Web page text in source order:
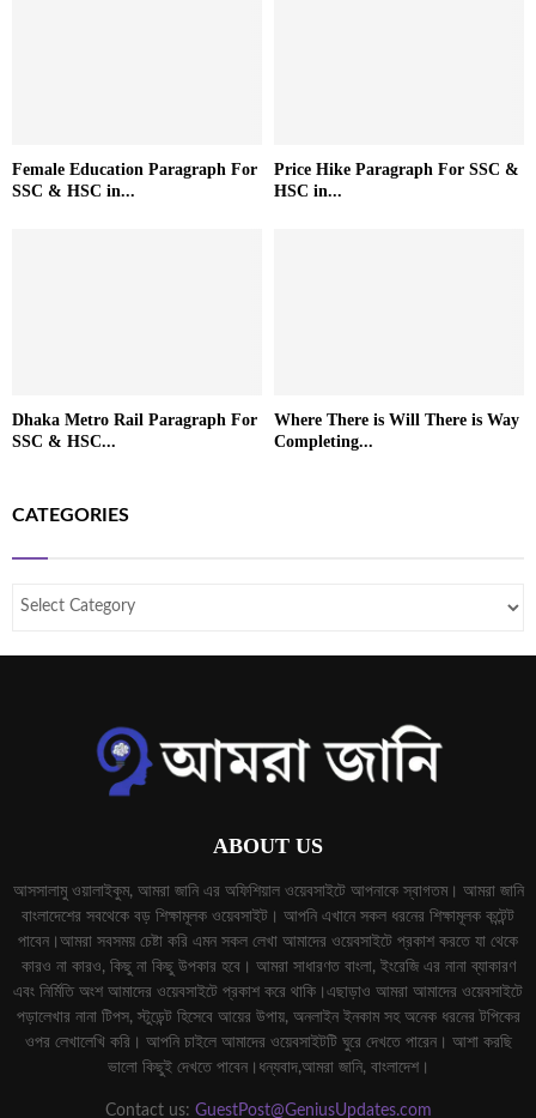
Female Education Paragraph For
SSC & HSC in...
Price Hike Paragraph For SSC &
HSC in...
Dhaka Metro Rail Paragraph For
SSC & HSC...
Where There is Will There is Way
Completing...
CATEGORIES
ABOUT US
আসসালামু ওয়ালাইকুম, আমরা জানি এর অফিশিয়াল ওয়েবসাইটে আপনাকে স্বাগতম। আমরা জানি
বাংলাদেশের সবথেকে বড় শিক্ষামূলক ওয়েবসাইট। আপনি এখানে সকল ধরনের শিক্ষামূলক কন্টেন্ট
পাবেন।আমরা সবসময় চেষ্টা করি এমন সকল লেখা আমাদের ওয়েবসাইটে প্রকাশ করতে যা থেকে
কারও না কারও, কিছু না কিছু উপকার হবে। আমরা সাধারণত বাংলা, ইংরেজি এর নানা ব্যাকারণ
এবং নির্মিতি অংশ আমাদের ওয়েবসাইটে প্রকাশ করে থাকি।এছাড়াও আমরা আমাদের ওয়েবসাইটে
পড়ালেখার নানা টিপস, স্টুডেন্ট হিসেবে আয়ের উপায়, অনলাইন ইনকাম সহ অনেক ধরনের টপিকের
ওপর লেখালেখি করি। আপনি চাইলে আমাদের ওয়েবসাইটটি ঘুরে দেখতে পারেন। আশা করছি
ভালো কিছুই দেখতে পাবেন।ধন্যবাদ,আমরা জানি, বাংলাদেশ।
Contact us: GuestPost@GeniusUpdates.com